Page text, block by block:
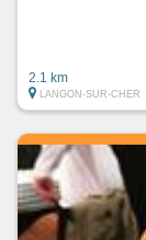
2.1 km
LANGON-SUR-CHER